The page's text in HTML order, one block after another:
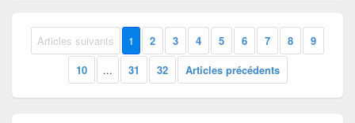
Articles suivants 1 2 3 4 5 6 7 8
9
10
... 31 32 Articles précédents